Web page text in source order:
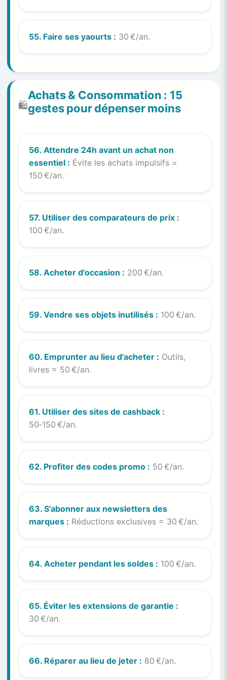
55. Faire ses yaourts : 30 €/an.
🛍️
Achats & Consommation : 15
gestes pour dépenser moins
56. Attendre 24h avant un achat non
essentiel : Évite les achats impulsifs =
150 €/an.
57. Utiliser des comparateurs de prix :
100 €/an.
58. Acheter d'occasion : 200 €/an.
59. Vendre ses objets inutilisés : 100 €/an.
60. Emprunter au lieu d'acheter : Outils,
livres = 50 €/an.
61. Utiliser des sites de cashback :
50‑150 €/an.
62. Profiter des codes promo : 50 €/an.
63. S'abonner aux newsletters des
marques : Réductions exclusives = 30 €/an.
64. Acheter pendant les soldes : 100 €/an.
65. Éviter les extensions de garantie :
30 €/an.
66. Réparer au lieu de jeter : 80 €/an.